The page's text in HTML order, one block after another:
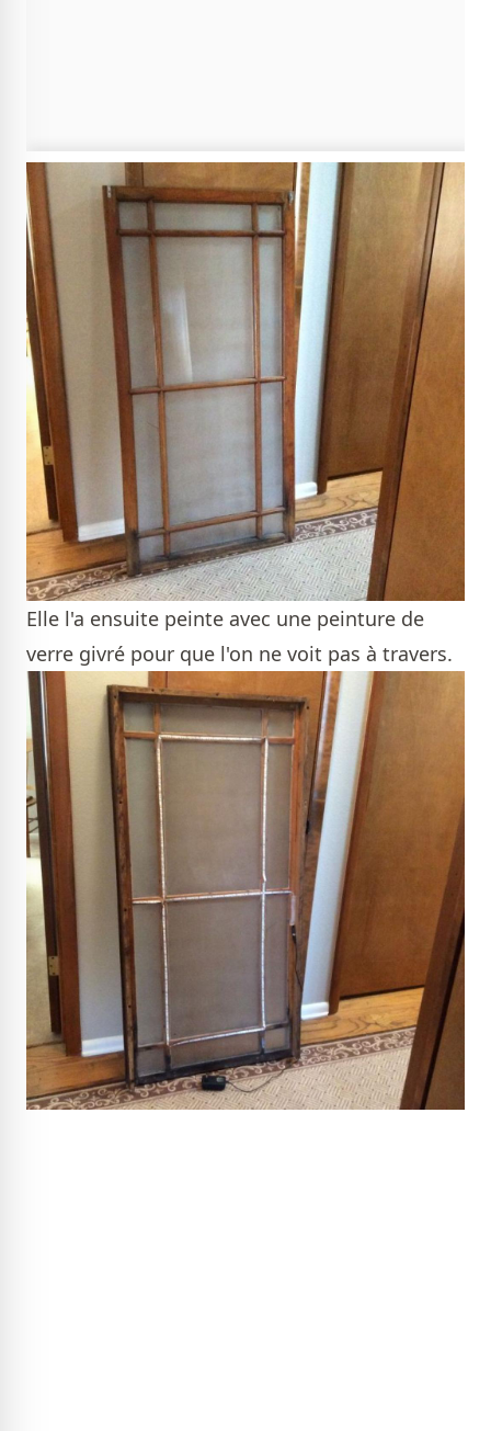
Elle l'a ensuite peinte avec une peinture de
verre givré pour que l'on ne voit pas à travers.